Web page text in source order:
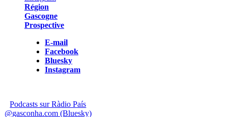
Région
Gascogne
Prospective
E-mail
Facebook
Bluesky
Instagram
Podcasts sur Ràdio País
@gasconha.com (Bluesky)